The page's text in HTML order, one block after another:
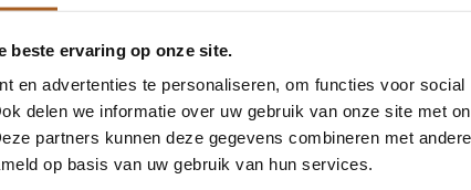
beste ervaring op onze site.
en advertenties te personaliseren, om functies voor
delen we informatie over uw gebruik van onze site met
partners kunnen deze gegevens combineren met
op basis van uw gebruik van hun services.
direct een warme, sfeervolle uitstraling
item in huis, maar ook direct de
hier het mooiste aardewerk met de hand